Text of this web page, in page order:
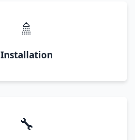
🚿
Installation
🔧